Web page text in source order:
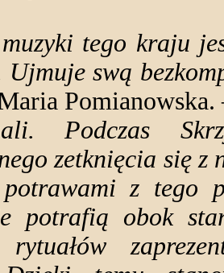
tego kraju
Ujmuje swą
Podczas
zetknięcia się z
z tego
potrafią obok
rytuałów